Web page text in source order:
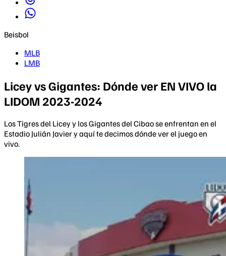
Beisbol
MLB
LMB
Licey vs Gigantes: Dónde ver EN VIVO la
LIDOM 2023-2024
Los Tigres del Licey y los Gigantes del Cibao se enfrentan en el
Estadio Julián Javier y aquí te decimos dónde ver el juego en
vivo.